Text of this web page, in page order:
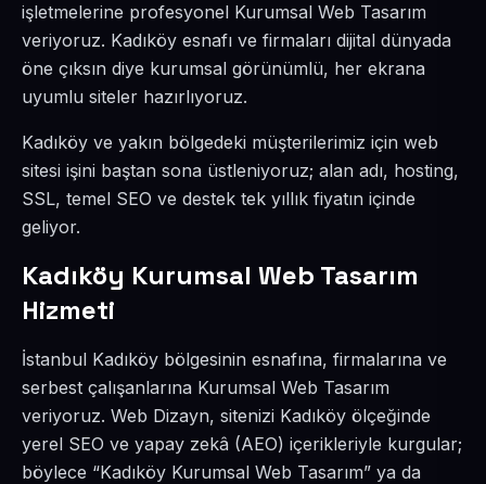
işletmelerine profesyonel Kurumsal Web Tasarım
veriyoruz. Kadıköy esnafı ve firmaları dijital dünyada
öne çıksın diye kurumsal görünümlü, her ekrana
uyumlu siteler hazırlıyoruz.
Kadıköy ve yakın bölgedeki müşterilerimiz için web
sitesi işini baştan sona üstleniyoruz; alan adı, hosting,
SSL, temel SEO ve destek tek yıllık fiyatın içinde
geliyor.
Kadıköy Kurumsal Web Tasarım
Hizmeti
İstanbul Kadıköy bölgesinin esnafına, firmalarına ve
serbest çalışanlarına Kurumsal Web Tasarım
veriyoruz. Web Dizayn, sitenizi Kadıköy ölçeğinde
yerel SEO ve yapay zekâ (AEO) içerikleriyle kurgular;
böylece “Kadıköy Kurumsal Web Tasarım” ya da